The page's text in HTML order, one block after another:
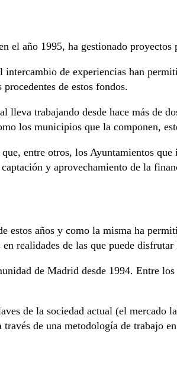
el año 1995, ha gestionado
de experiencias han
de estos fondos.
trabajando desde hace más de
los municipios que la componen,
entre otros, los Ayuntamientos
y aprovechamiento de la
años y como la misma ha
realidades de las que puede
de Madrid desde 1994. Entre
de la sociedad actual (el
de una metodología de trabajo